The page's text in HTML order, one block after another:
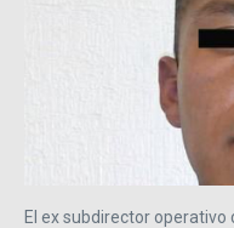
El ex subdirector operativo